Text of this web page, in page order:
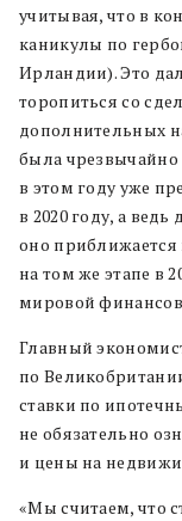
учитывая, что в
каникулы по
Ирландии). Это
торопиться со
дополнительных
была чрезвычайно
в этом году уже
в 2020 году, а
оно
на том же этапе в
мировой
Главный
по
ставки по
не обязательно
и цены на
«Мы считаем, что